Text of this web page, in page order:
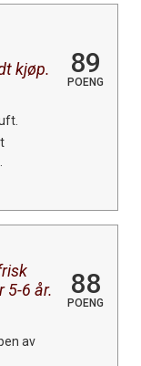
kjøp.
89
POENG
5-6 år.
88
POENG
av